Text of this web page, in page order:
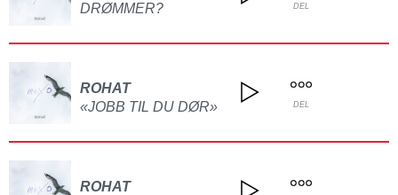
DRØMMER?
DEL
ROHAT
«JOBB TIL DU DØR»
DEL
ROHAT